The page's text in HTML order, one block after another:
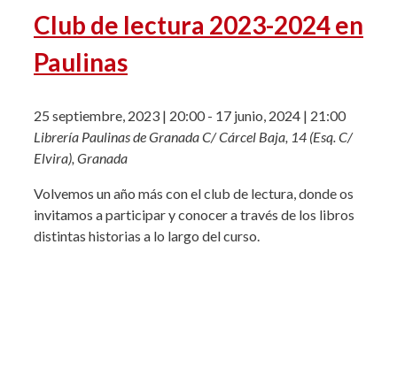
Club de lectura 2023-2024 en
Paulinas
25 septiembre, 2023 | 20:00- 17 junio, 2024 | 21:00
Librería Paulinas de GranadaC/ Cárcel Baja, 14 (Esq. C/
Elvira), Granada
Volvemos un año más con el club de lectura, donde os
invitamos a participar y conocer a través de los libros
distintas historias a lo largo del curso.